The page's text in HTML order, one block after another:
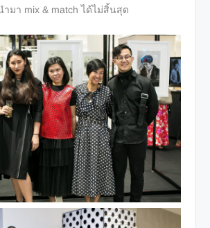
ำมา mix & match ได้ไม่สิ้นสุด